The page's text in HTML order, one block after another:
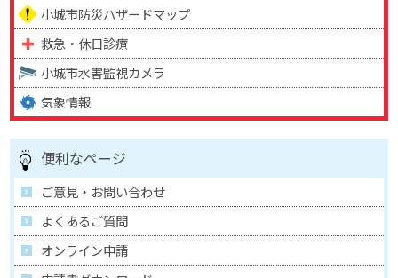
小城市防災ハザードマップ
救急・休日診療
小城市水害監視カメラ
気象情報
便利なページ
ご意見・お問い合わせ
よくあるご質問
オンライン申請